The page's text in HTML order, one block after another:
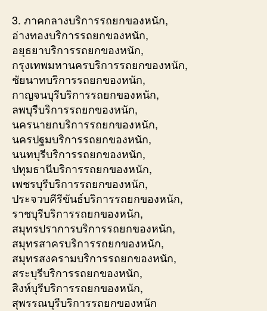
3. ภาคกลางบริการรถยกของหนัก,
อ่างทองบริการรถยกของหนัก,
อยุธยาบริการรถยกของหนัก,
กรุงเทพมหานครบริการรถยกของหนัก,
ชัยนาทบริการรถยกของหนัก,
กาญจนบุรีบริการรถยกของหนัก,
ลพบุรีบริการรถยกของหนัก,
นครนายกบริการรถยกของหนัก,
นครปฐมบริการรถยกของหนัก,
นนทบุรีบริการรถยกของหนัก,
ปทุมธานีบริการรถยกของหนัก,
เพชรบุรีบริการรถยกของหนัก,
ประจวบคีรีขันธ์บริการรถยกของหนัก,
ราชบุรีบริการรถยกของหนัก,
สมุทรปราการบริการรถยกของหนัก,
สมุทรสาครบริการรถยกของหนัก,
สมุทรสงครามบริการรถยกของหนัก,
สระบุรีบริการรถยกของหนัก,
สิงห์บุรีบริการรถยกของหนัก,
สุพรรณบุรีบริการรถยกของหนัก